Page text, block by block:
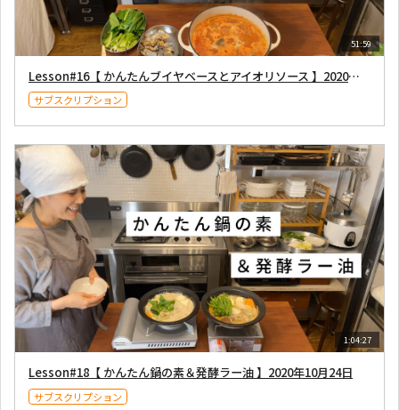
51:59
Lesson#16【 かんたんブイヤベースとアイオリソース 】2020年 10月10日
サブスクリプション
1:04:27
Lesson#18【 かんたん鍋の素＆発酵ラー油 】2020年10月24日
サブスクリプション